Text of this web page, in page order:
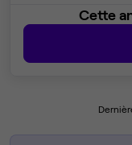
Cette